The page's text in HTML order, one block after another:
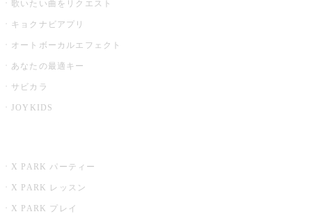
歌いたい曲をリクエスト
キョクナビアプリ
オートボーカルエフェクト
あなたの最適キー
サビカラ
JOYKIDS
X PARK パーティー
X PARK レッスン
X PARK プレイ